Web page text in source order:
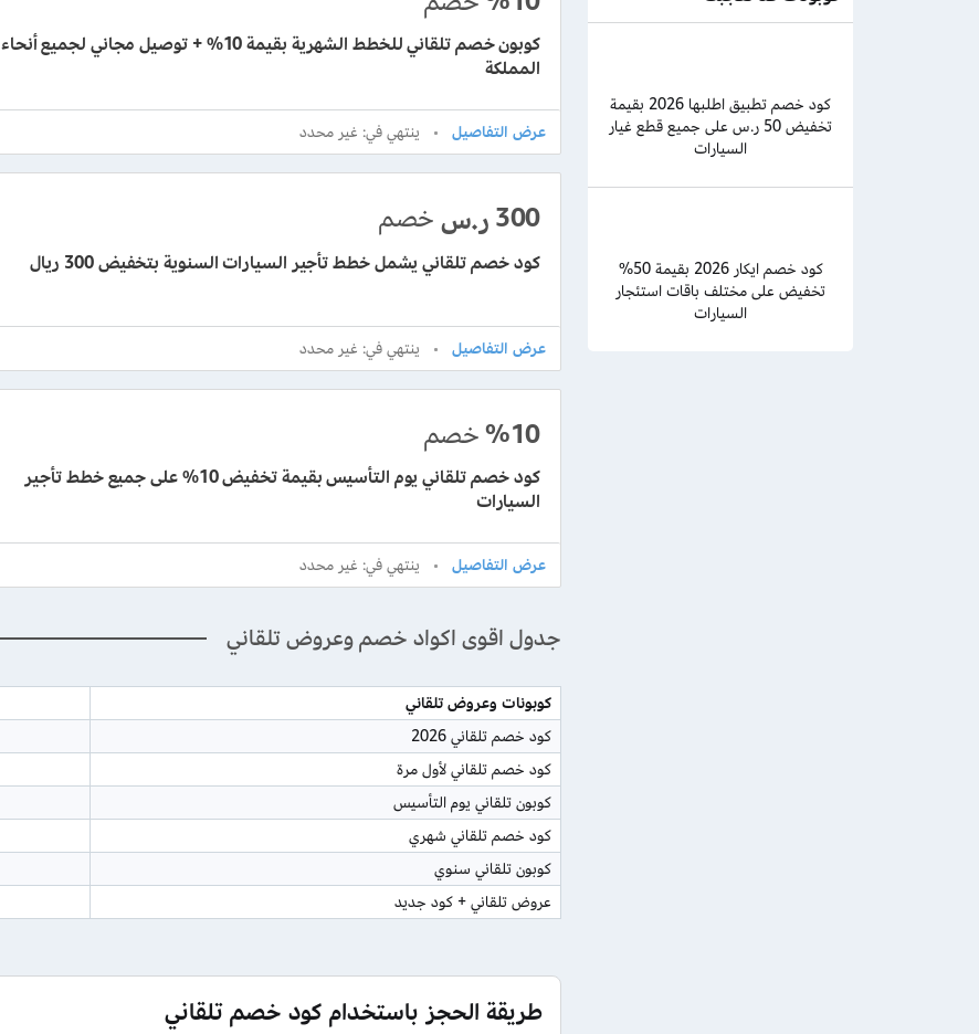
كوبون خصم تلقاني للخطط الشهرية بقيمة 10% + توصيل مجاني لجميع أنحاء
المملكة
ينتهي في: غير محدد
300ر.سخصم
كود خصم تلقاني يشمل خطط تأجير السيارات السنوية بتخفيض 300 ريال
ينتهي في: غير محدد
%10خصم
كود خصم تلقاني يوم التأسيس بقيمة تخفيض 10% على جميع خطط تأجير
السيارات
ينتهي في: غير محدد
جدول اقوى اكواد خصم وعروض تلقاني
كوبونات وعروض تلقاني
كود خصم تلقاني 2026
كود خصم تلقاني لأول مرة
كوبون تلقاني يوم التأسيس
كود خصم تلقاني شهري
كوبون تلقاني سنوي
عروض تلقاني + كود جديد
طريقة الحجز باستخدام كود خصم تلقاني
كود خصم تطبيق اطلبها 2026 بقيمة
تخفيض 50 ر.س على جميع قطع غيار
السيارات
كود خصم ايكار 2026 بقيمة 50%
تخفيض على مختلف باقات استئجار
السيارات